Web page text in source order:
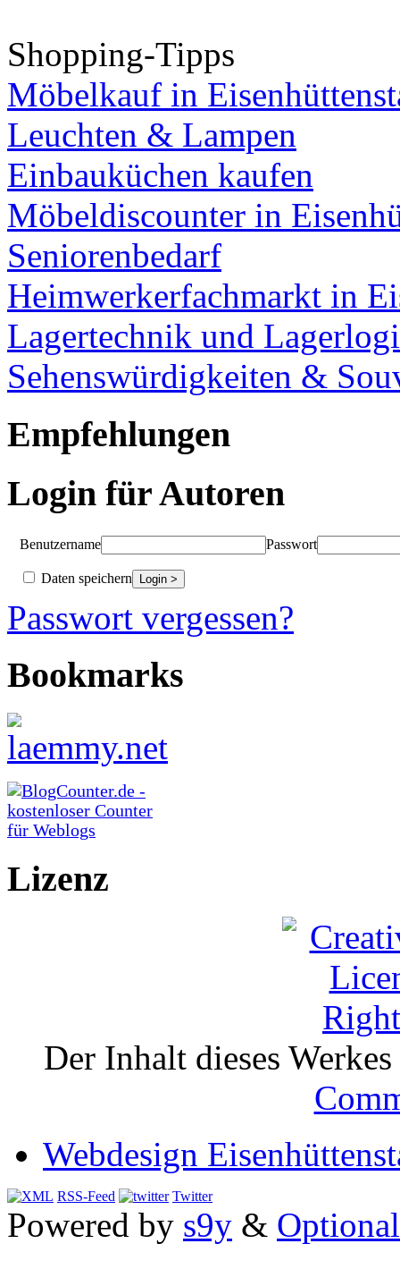
Shopping-Tipps
Möbelkauf in
Leuchten & Lampen
Einbauküchen kaufen
Möbeldiscounter in
Seniorenbedarf
Heimwerkerfachmarkt in
Lagertechnik und
Sehenswürdigkeiten &
Empfehlungen
Login für Autoren
Benutzername Passwort
Daten speichern
Passwort vergessen?
Bookmarks
Lizenz
Der Inhalt dieses
Webdesign
RSS-Feed Twitter
Powered by s9y &